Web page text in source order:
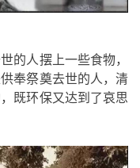
的人摆上一些食物，
奉祭奠去世的人，清
既环保又达到了哀思